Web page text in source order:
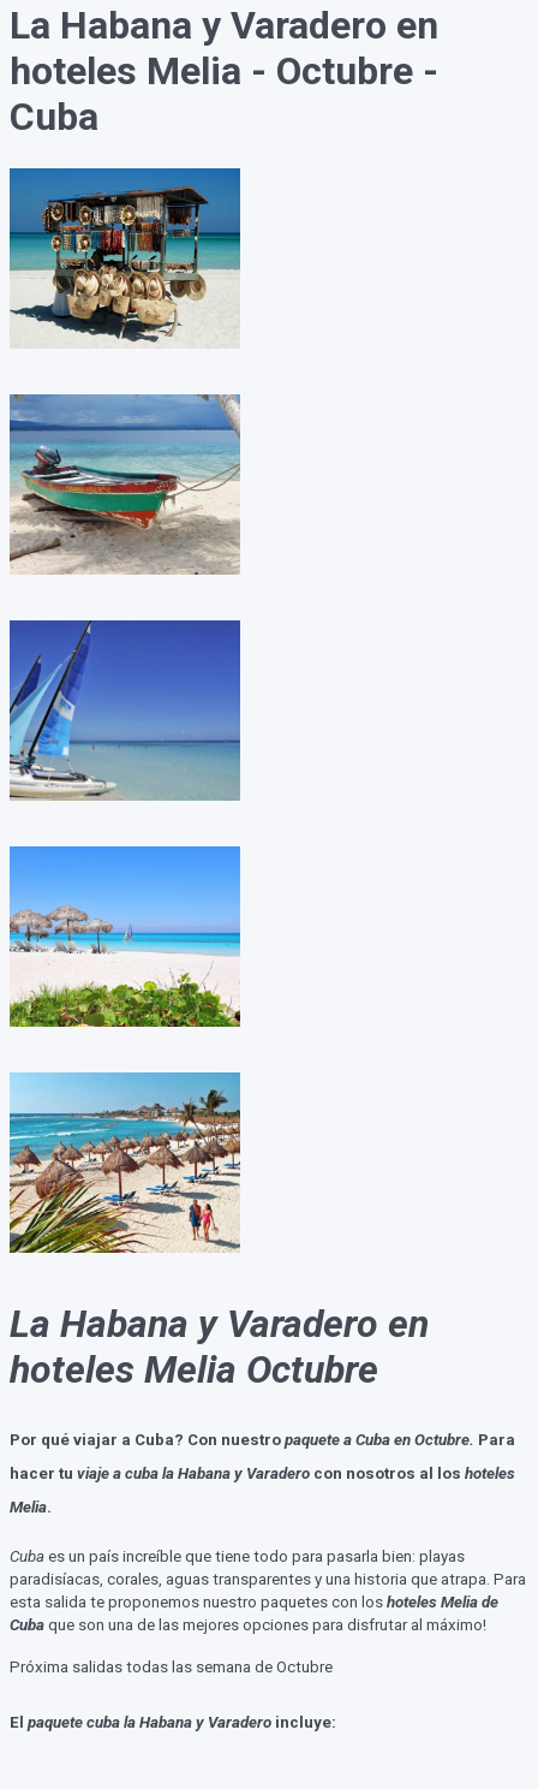
La Habana y Varadero en
hoteles Melia - Octubre -
Cuba
La Habana y Varadero en
hoteles Melia Octubre
Por qué viajar a Cuba? Con nuestro paquete a Cuba en Octubre. Para
hacer tu viaje a cuba la Habana y Varadero con nosotros al los hoteles
Melia.
Cuba es un país increíble que tiene todo para pasarla bien: playas
paradisíacas, corales, aguas transparentes y una historia que atrapa. Para
esta salida te proponemos nuestro paquetes con los hoteles Melia de
Cuba que son una de las mejores opciones para disfrutar al máximo!
Próxima salidas todas las semana de Octubre
El paquete cuba la Habana y Varadero incluye: